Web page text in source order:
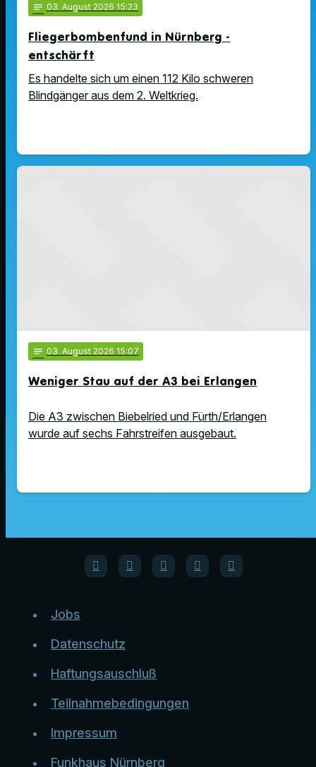
notes 03. August 2026 15:23
Fliegerbombenfund in Nürnberg -
entschärft
Es handelte sich um einen 112 Kilo schweren
Blindgänger aus dem 2. Weltkrieg.
notes 03. August 2026 15:07
Weniger Stau auf der A3 bei Erlangen
Die A3 zwischen Biebelried und Fürth/Erlangen
wurde auf sechs Fahrstreifen ausgebaut.
Jobs
Datenschutz
Haftungsauschluß
Teilnahmebedingungen
Impressum
Funkhaus Nürnberg